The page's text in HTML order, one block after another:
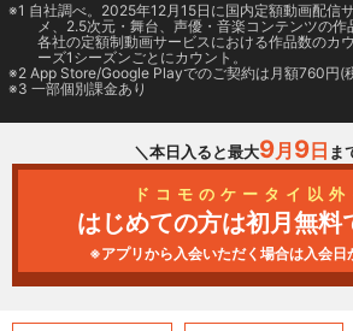
1 自社調べ。2025年12月15日に国内定額動画配信
メ、2.5次元・舞台、声優・音楽コンテンツの作
各社の定額制動画サービスにおける作品数のカ
ーズ1シーズンごとにカウント。
2 App Store/Google Playでのご契約は月額760円(
3 一部個別課金あり
＼本日入ると最大9月 9日 ま
ドコモのケータイ以
はじめての方は初月無料
※アプリから入会いただく場合は入会日